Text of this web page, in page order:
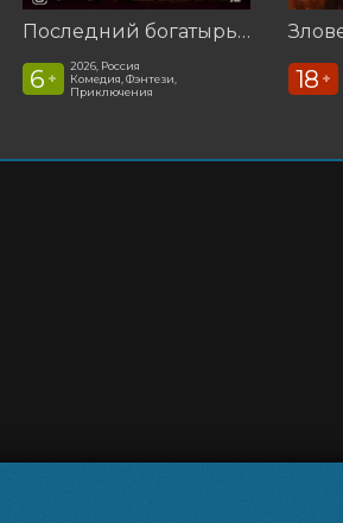
Последний богатырь. Колобок
6 +
2026, Россия
Комедия, Фэнтези,
Приключения
18 +